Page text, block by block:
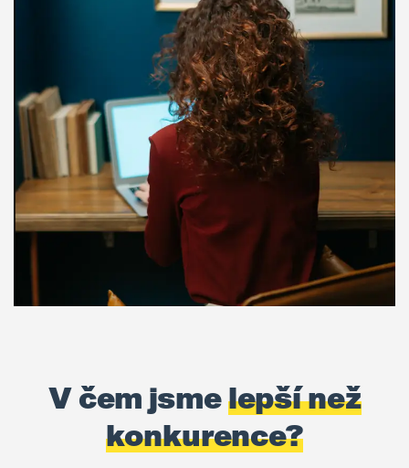
V čem jsmelepší než
konkurence?